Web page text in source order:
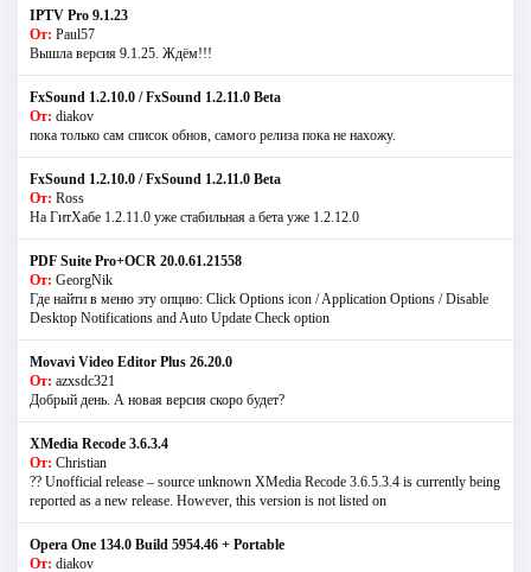
IPTV Pro 9.1.23
От: Paul57
Вышла версия 9.1.25. Ждём!!!
FxSound 1.2.10.0 / FxSound 1.2.11.0 Beta
От: diakov
пока только сам список обнов, самого релиза пока не нахожу.
FxSound 1.2.10.0 / FxSound 1.2.11.0 Beta
От: Ross
На ГитХабе 1.2.11.0 уже стабильная а бета уже 1.2.12.0
PDF Suite Pro+OCR 20.0.61.21558
От: GeorgNik
Где найти в меню эту опцию: Click Options icon / Application Options / Disable
Desktop Notifications and Auto Update Check option
Movavi Video Editor Plus 26.20.0
От: azxsdc321
Добрый день. А новая версия скоро будет?
XMedia Recode 3.6.3.4
От: Christian
?? Unofficial release – source unknown XMedia Recode 3.6.5.3.4 is currently being
reported as a new release. However, this version is not listed on
Opera One 134.0 Build 5954.46 + Portable
От: diakov